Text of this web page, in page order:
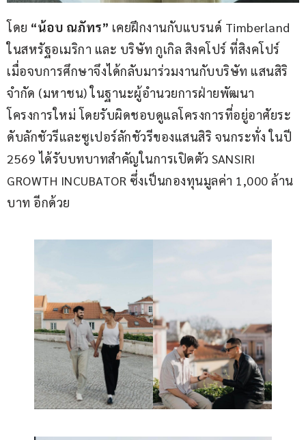
โดย “น้อบ ณภัทร” เคยฝึกงานกับแบรนด์ Timberland
ในสหรัฐอเมริกา และ บริษัท กูเกิล สิงคโปร์ ที่สิงคโปร์
เมื่อจบการศึกษาจึงได้กลับมาร่วมงานกับบริษัท แสนสิริ
จำกัด (มหาชน) ในฐานะผู้อำนวยการฝ่ายพัฒนา
โครงการใหม่ โดยรับผิดชอบดูแลโครงการที่อยู่อาศัยระ
ดับลักชัวรีและซูเปอร์ลักชัวรีของแสนสิริ จนกระทั่ง ในปี
2569 ได้รับบทบาทสำคัญในการเปิดตัว SANSIRI
GROWTH INCUBATOR ซึ่งเป็นกองทุนมูลค่า 1,000 ล้าน
บาท อีกด้วย